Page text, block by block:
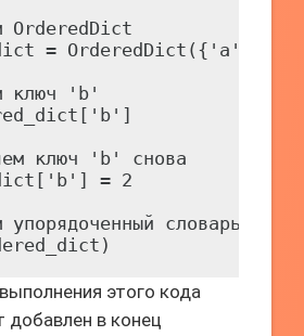
OrderedDict
= OrderedDict({'a':
ключ 'b'
ключ 'b' снова
= 2
упорядоченный словарь
этого кода
добавлен в конец